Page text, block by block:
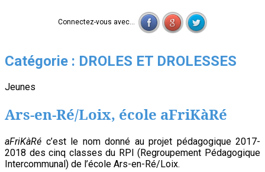
Connectez-vous avec...
Catégorie : DROLES ET DROLESSES
Jeunes
Ars-en-Ré/Loix, école aFriKàRé
aFriKàRé c’est le nom donné au projet pédagogique 2017-
2018 des cinq classes du RPI (Regroupement Pédagogique
Intercommunal) de l’école Ars-en-Ré/Loix.